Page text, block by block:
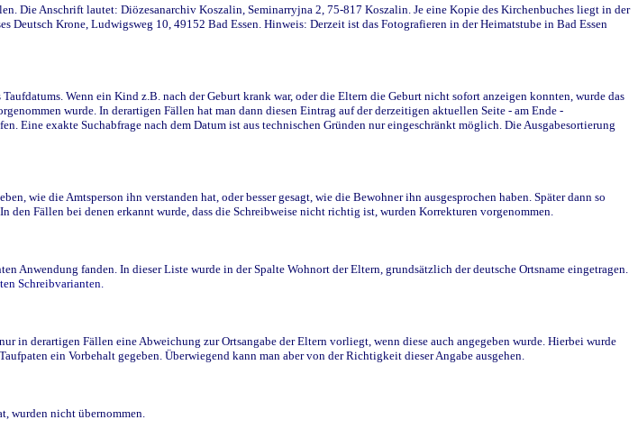
Die Anschrift lautet: Diözesanarchiv Koszalin, Seminarryjna 2, 75-817 Koszalin. Je eine Kopie des Kirchenbuches liegt in der
Krone, Ludwigsweg 10, 49152 Bad Essen. Hinweis: Derzeit ist das Fotografieren in der Heimatstube in Bad Essen
Wenn ein Kind z.B. nach der Geburt krank war, oder die Eltern die Geburt nicht sofort anzeigen konnten, wurde das
wurde. In derartigen Fällen hat man dann diesen Eintrag auf der derzeitigen aktuellen Seite - am Ende -
Eine exakte Suchabfrage nach dem Datum ist aus technischen Gründen nur eingeschränkt möglich. Die Ausgabesortierung
wie die Amtsperson ihn verstanden hat, oder besser gesagt, wie die Bewohner ihn ausgesprochen haben. Später dann so
Fällen bei denen erkannt wurde, dass die Schreibweise nicht richtig ist, wurden Korrekturen vorgenommen.
Anwendung fanden. In dieser Liste wurde in der Spalte Wohnort der Eltern, grundsätzlich der deutsche Ortsname eingetragen.
Schreibvarianten.
in derartigen Fällen eine Abweichung zur Ortsangabe der Eltern vorliegt, wenn diese auch angegeben wurde. Hierbei wurde
ein Vorbehalt gegeben. Überwiegend kann man aber von der Richtigkeit dieser Angabe ausgehen.
wurden nicht übernommen.